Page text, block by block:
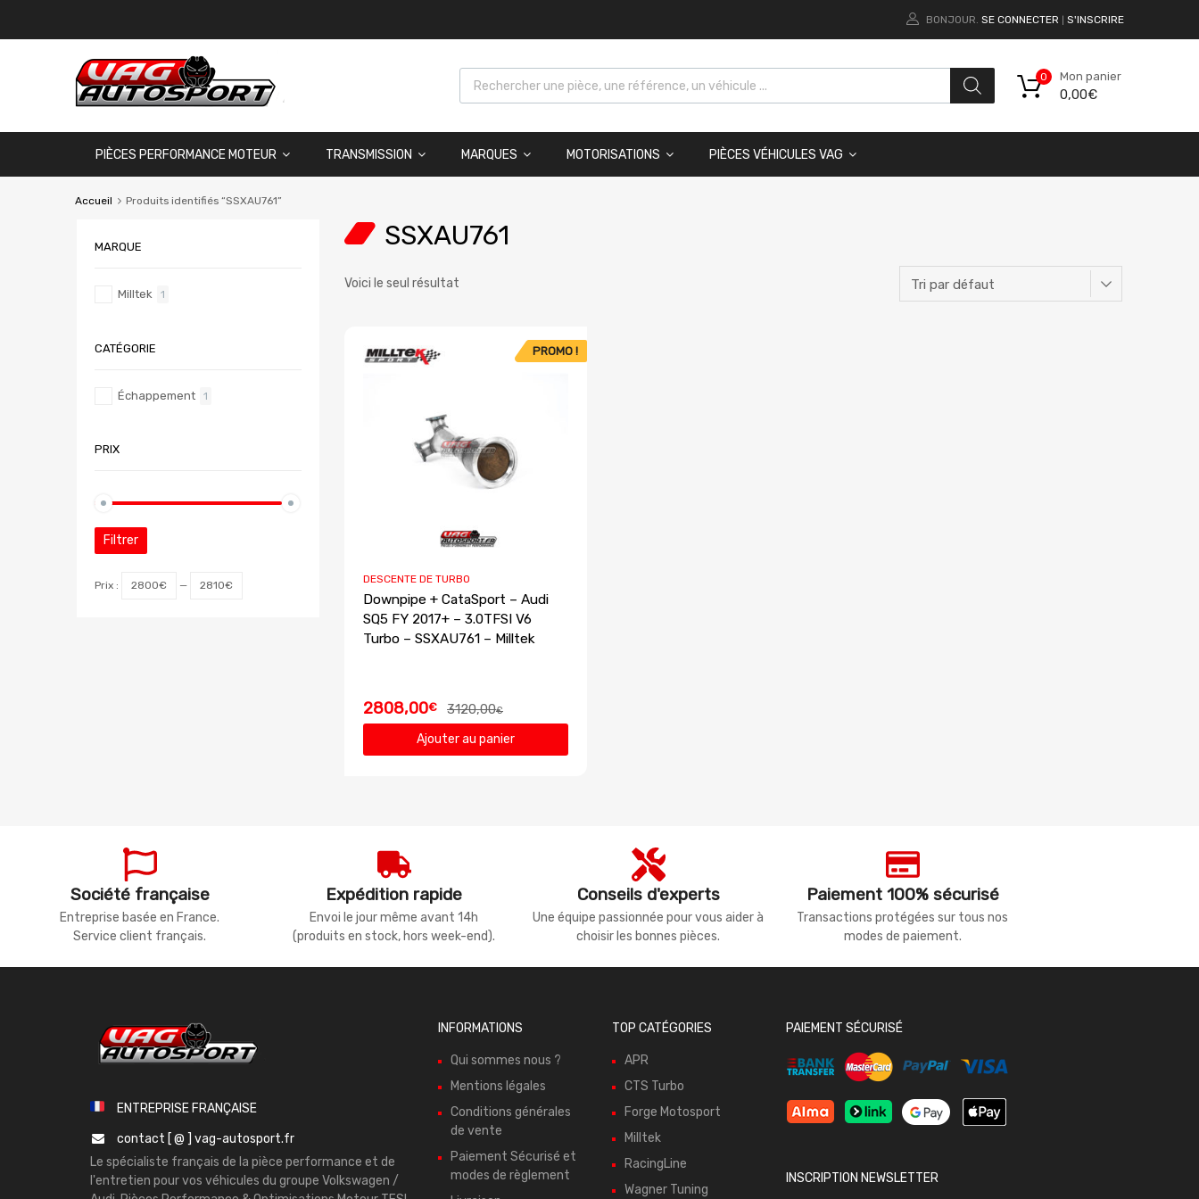
BONJOUR. SE CONNECTER S'INSCRIRE
Mon panier
0,00€
0
PIÈCES PERFORMANCE MOTEUR TRANSMISSION MARQUES MOTORISATIONS PIÈCES VÉHICULES VAG
Accueil Produits identifiés “SSXAU761”
SSXAU761
Voici le seul résultat
PROMO !
DESCENTE DE TURBO
Downpipe + CataSport – Audi
SQ5 FY 2017+ – 3.0TFSI V6
Turbo – SSXAU761 – Milltek
3120,00€
2808,00€
Ajouter au panier
MARQUE
Milltek 1
CATÉGORIE
Échappement 1
PRIX
Filtrer
Prix : 2800€ — 2810€
Société française
Entreprise basée en France.
Service client français.
Expédition rapide
Envoi le jour même avant 14h
(produits en stock, hors week-end).
Conseils d'experts
Une équipe passionnée pour vous aider à
choisir les bonnes pièces.
Paiement 100% sécurisé
Transactions protégées sur tous nos
modes de paiement.
ENTREPRISE FRANÇAISE
contact [ @ ] vag-autosport.fr
Le spécialiste français de la pièce performance et de
l'entretien pour vos véhicules du groupe Volkswagen /
INFORMATIONS
Qui sommes nous ?
Mentions légales
Conditions générales
de vente
Paiement Sécurisé et
modes de règlement
TOP CATÉGORIES
APR
CTS Turbo
Forge Motosport
Milltek
RacingLine
Wagner Tuning
PAIEMENT SÉCURISÉ
INSCRIPTION NEWSLETTER